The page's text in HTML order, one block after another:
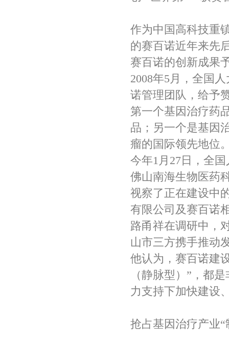
作为中国高科技重
的赛百诺近年来先
赛百诺的创新成果
2008年5月，全国
诺管理团队，给予
第一个基因治疗药
品；另一个是基因
瘤的国际领先地位
今年1月27日，全
佛山南海生物医药
视察了正在建设中
有限公司及赛百诺
路甬祥在调研中，
山市三方携手推动
他认为，赛百诺建
（静脉型）”，都
力支持下加快建设
抢占基因治疗产业“